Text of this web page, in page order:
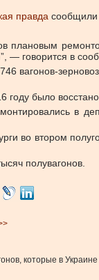
правда сообщили
плановым
— говорится в
вагонов-
было
в
во втором
полувагонов.
которые в